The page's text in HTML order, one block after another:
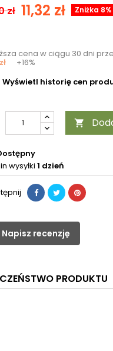
zł 11,32 zł Zniżka 8%
cena w ciągu 30 dni
+16%
Wyświetl historię cen

wysyłki 1 dzień
Napisz recenzję
PRODUKTU